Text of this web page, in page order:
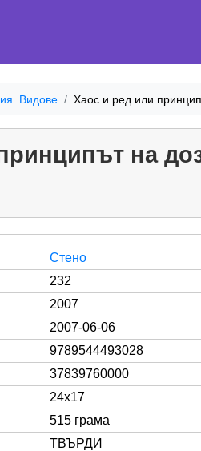
Видове Хаос и ред или
на
Стено
232
2007
2007-06-06
9789544493028
37839760000
24x17
515 грама
ТВЪРДИ